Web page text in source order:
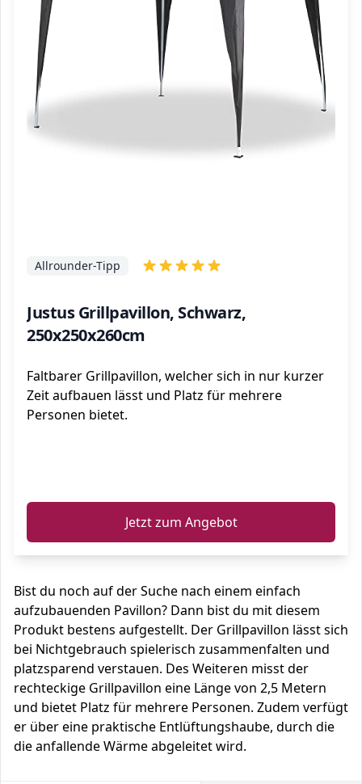
Justus Grillpavillon, Schwarz,
250x250x260cm
Allrounder-Tipp
Faltbarer Grillpavillon, welcher sich in nur kurzer
Zeit aufbauen lässt und Platz für mehrere
Personen bietet.
Jetzt zum Angebot
Bist du noch auf der Suche nach einem einfach
aufzubauenden Pavillon? Dann bist du mit diesem
Produkt bestens aufgestellt. Der Grillpavillon lässt sich
bei Nichtgebrauch spielerisch zusammenfalten und
platzsparend verstauen. Des Weiteren misst der
rechteckige Grillpavillon eine Länge von 2,5 Metern
und bietet Platz für mehrere Personen. Zudem verfügt
er über eine praktische Entlüftungshaube, durch die
die anfallende Wärme abgeleitet wird.